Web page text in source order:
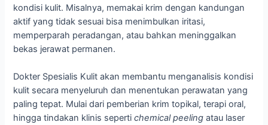
kondisi kulit. Misalnya, memakai krim dengan kandungan
aktif yang tidak sesuai bisa menimbulkan iritasi,
memperparah peradangan, atau bahkan meninggalkan
bekas jerawat permanen.
Dokter Spesialis Kulit akan membantu menganalisis kondisi
kulit secara menyeluruh dan menentukan perawatan yang
paling tepat. Mulai dari pemberian krim topikal, terapi oral,
hingga tindakan klinis sepertichemical peeling atau laser